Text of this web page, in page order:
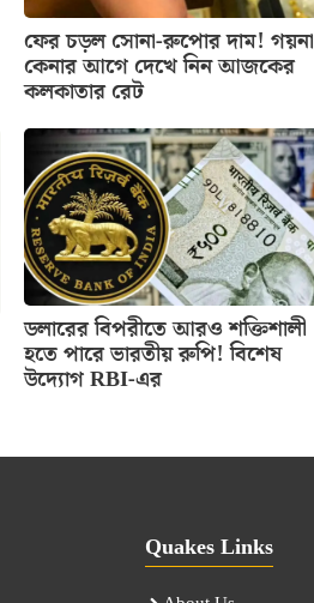
ফের চড়ল সোনা-রুপোর দাম! গয়না
কেনার আগে দেখে নিন আজকের
কলকাতার রেট
ডলারের বিপরীতে আরও শক্তিশালী
হতে পারে ভারতীয় রুপি! বিশেষ
উদ্যোগ RBI-এর
Quakes Links